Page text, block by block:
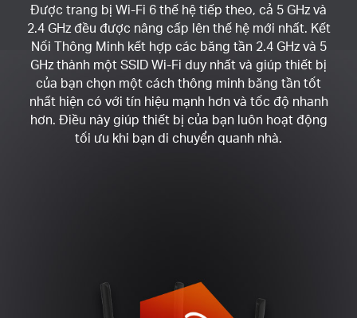
Được trang bị Wi-Fi 6 thế hệ tiếp theo, cả 5 GHz và
2.4 GHz đều được nâng cấp lên thế hệ mới nhất. Kết
Nối Thông Minh kết hợp các băng tần 2.4 GHz và 5
GHz thành một SSID Wi-Fi duy nhất và giúp thiết bị
của bạn chọn một cách thông minh băng tần tốt
nhất hiện có với tín hiệu mạnh hơn và tốc độ nhanh
hơn. Điều này giúp thiết bị của bạn luôn hoạt động
tối ưu khi bạn di chuyển quanh nhà.